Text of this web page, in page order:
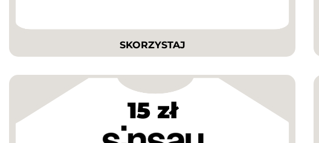
SKORZYSTAJ
15 zł